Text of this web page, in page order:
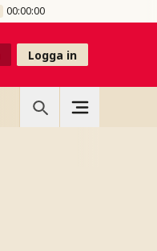
00:00:00
Logga in